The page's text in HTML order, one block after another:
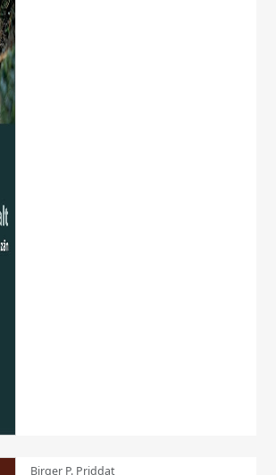
Birger P. Priddat